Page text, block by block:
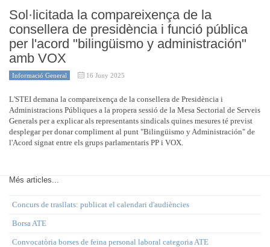
Sol·licitada la compareixença de la
consellera de presidència i funció pública
per l'acord "bilingüismo y administración"
amb VOX
Informació General 16 Juny 2025
L'STEI demana la compareixença de la consellera de Presidència i
Administracions Públiques a la propera sessió de la Mesa Sectorial de Serveis
Generals per a explicar als representants sindicals quines mesures té previst
desplegar per donar compliment al punt "Bilingüismo y Administración" de
l'Acord signat entre els grups parlamentaris PP i VOX.
Més articles...
Concurs de trasllats: publicat el calendari d'audiències
Borsa ATE
Convocatòria borses de feina personal laboral categoria ATE